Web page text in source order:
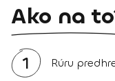
Ako na
1 Rúru